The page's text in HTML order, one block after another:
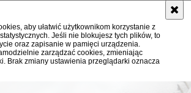
aby ułatwić użytkownikom korzystanie z
Jeśli nie blokujesz tych plików, to
oraz zapisanie w pamięci urządzenia.
zarządzać cookies, zmieniając
Brak zmiany ustawienia przeglądarki oznacza